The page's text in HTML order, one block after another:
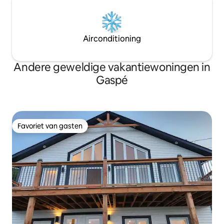
Airconditioning
Andere geweldige vakantiewoningen in
Gaspé
Favoriet van gasten
Favoriet van gasten